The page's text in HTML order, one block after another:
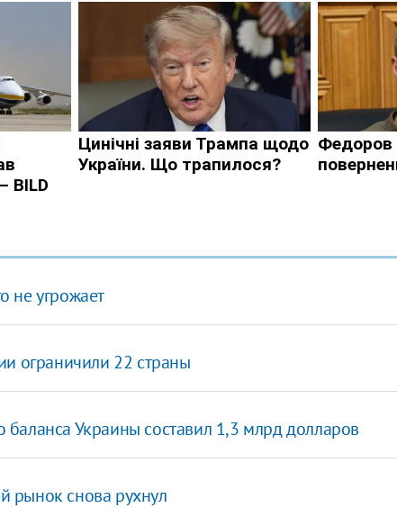
не угрожает
ограничили 22 страны
Украины составил 1,3 млрд долларов
рынок снова рухнул